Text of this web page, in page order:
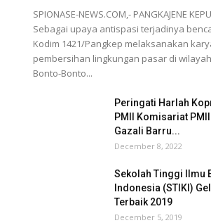
SPIONASE-NEWS.COM,- PANGKAJENE
Sebagai upaya antispasi terjadinya
Kodim 1421/Pangkep melaksanakan
pembersihan lingkungan pasar di
Bonto-Bonto...
Peringati Harlah
PMII Komisariat PMII
Gazali Barru...
December 8, 2022
Sekolah Tinggi Ilmu
Indonesia (STIKI)
Terbaik 2019
December 5, 2019